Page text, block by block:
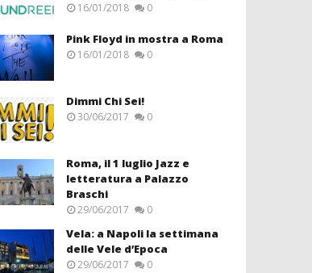
16/01/2018 0
Pink Floyd in mostra a Roma
16/01/2018 0
Dimmi Chi Sei!
30/06/2017 0
Roma, il 1 luglio Jazz e
letteratura a Palazzo
Braschi
29/06/2017 0
Vela: a Napoli la settimana
delle Vele d’Epoca
29/06/2017 0